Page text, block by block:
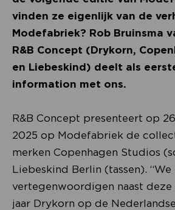
vinden ze eigenlijk van de
Modefabriek? Rob Bruinsma
R&B Concept (Drykorn,
en Liebeskind) deelt als
information met ons.
R&B Concept presenteert op
2025 op Modefabriek de
merken Copenhagen Studios
Liebeskind Berlin (tassen). “We
vertegenwoordigen naast deze
jaar Drykorn op de